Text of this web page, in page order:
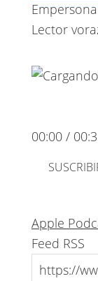
Lector
EPISODIO
00:00 /
Apple
Feed RSS